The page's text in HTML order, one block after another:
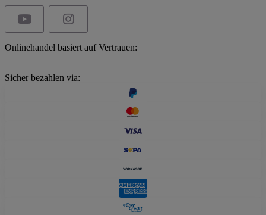
Onlinehandel basiert auf Vertrauen:
Sicher bezahlen via: